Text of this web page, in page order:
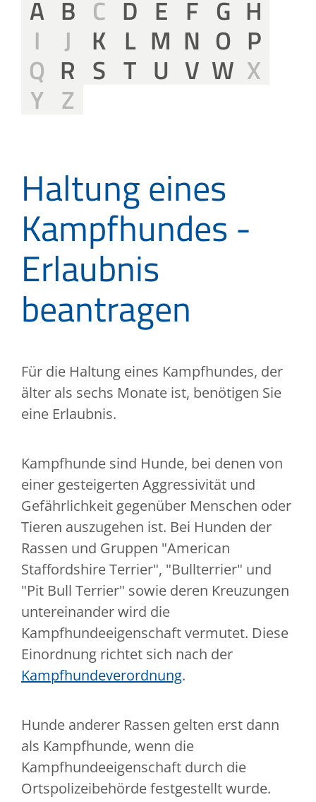
A B C D E F G H
I J K L M N O P
Q R S T U V W X
Y Z
Haltung eines
Kampfhundes -
Erlaubnis
beantragen
Für die Haltung eines Kampfhundes, der
älter als sechs Monate ist, benötigen Sie
eine Erlaubnis.
Kampfhunde sind Hunde, bei denen von
einer gesteigerten Aggressivität und
Gefährlichkeit gegenüber Menschen oder
Tieren auszugehen ist. Bei Hunden der
Rassen und Gruppen "American
Staffordshire Terrier", "Bullterrier" und
"Pit Bull Terrier" sowie deren Kreuzungen
untereinander wird die
Kampfhundeeigenschaft vermutet. Diese
Einordnung richtet sich nach der
Kampfhundeverordnung.
Hunde anderer Rassen gelten erst dann
als Kampfhunde, wenn die
Kampfhundeeigenschaft durch die
Ortspolizeibehörde festgestellt wurde.